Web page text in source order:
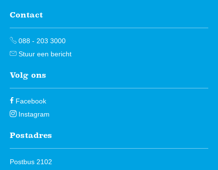
Contactinformatie
Contact
088 - 203 3000
Stuur een bericht
Volg ons
Facebook
Instagram
Postadres
Postbus 2102